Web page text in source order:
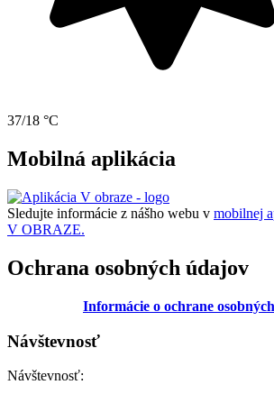
37/18 °C
Mobilná aplikácia
Sledujte informácie z nášho webu v mobilnej
V OBRAZE.
Ochrana osobných údajov
Informácie o ochrane
Návštevnosť
Návštevnosť: